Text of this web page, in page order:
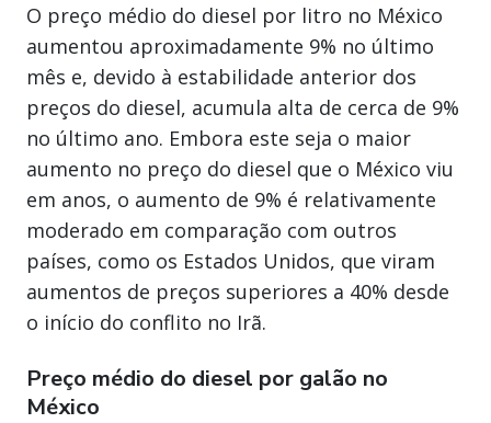
O preço médio do diesel por litro no México
aumentou aproximadamente 9% no último
mês e, devido à estabilidade anterior dos
preços do diesel, acumula alta de cerca de 9%
no último ano. Embora este seja o maior
aumento no preço do diesel que o México viu
em anos, o aumento de 9% é relativamente
moderado em comparação com outros
países, como os Estados Unidos, que viram
aumentos de preços superiores a 40% desde
o início do conflito no Irã.
Preço médio do diesel por galão no
México